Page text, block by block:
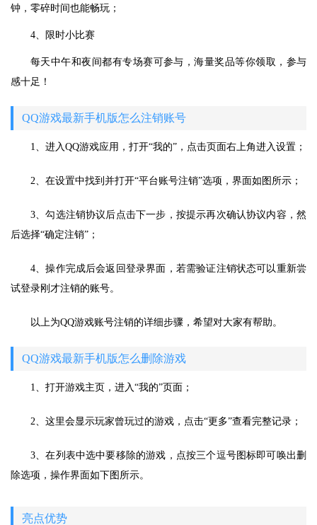
钟，零碎时间也能畅玩；
4、限时小比赛
每天中午和夜间都有专场赛可参与，海量奖品等你领取，参与
感十足！
QQ游戏最新手机版怎么注销账号
1、进入QQ游戏应用，打开“我的”，点击页面右上角进入设置；
2、在设置中找到并打开“平台账号注销”选项，界面如图所示；
3、勾选注销协议后点击下一步，按提示再次确认协议内容，然
后选择“确定注销”；
4、操作完成后会返回登录界面，若需验证注销状态可以重新尝
试登录刚才注销的账号。
以上为QQ游戏账号注销的详细步骤，希望对大家有帮助。
QQ游戏最新手机版怎么删除游戏
1、打开游戏主页，进入“我的”页面；
2、这里会显示玩家曾玩过的游戏，点击“更多”查看完整记录；
3、在列表中选中要移除的游戏，点按三个逗号图标即可唤出删
除选项，操作界面如下图所示。
亮点优势